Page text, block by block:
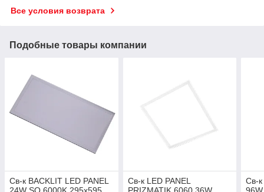
Все условия возврата
Подобные товары компании
Св-к BACKLIT LED PANEL
Св-к LED PANEL
Св-к